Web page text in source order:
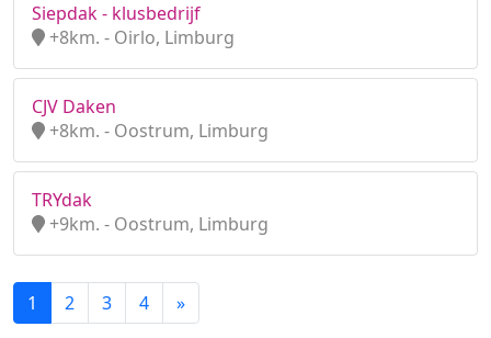
Siepdak - klusbedrijf
+8km. - Oirlo, Limburg
CJV Daken
+8km. - Oostrum, Limburg
TRYdak
+9km. - Oostrum, Limburg
1 2 3 4 »